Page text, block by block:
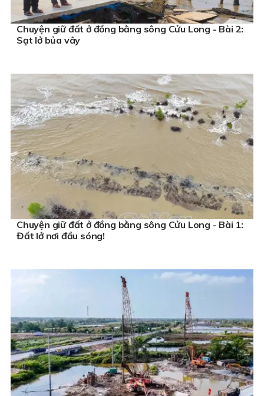
Chuyện giữ đất ở đồng bằng sông Cửu Long - Bài 2:
Sạt lở bủa vây
Chuyện giữ đất ở đồng bằng sông Cửu Long - Bài 1:
Đất lở nơi đầu sóng!